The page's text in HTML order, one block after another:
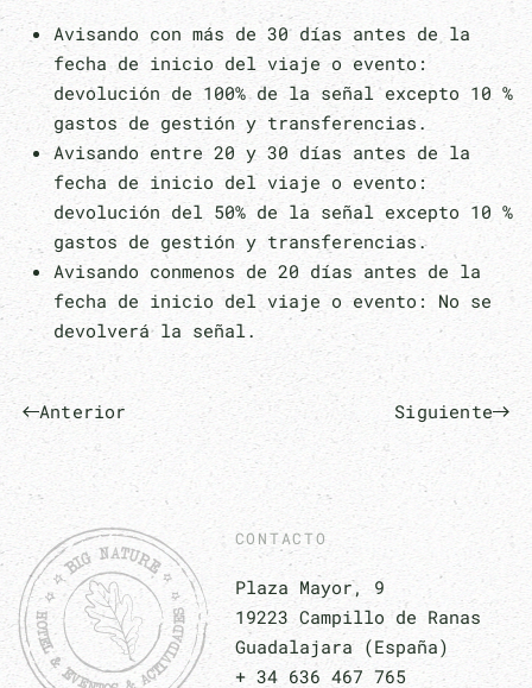
Avisando con más de 30 días antes de la
fecha de inicio del viaje o evento:
devolución de 100% de la señal excepto 10 %
gastos de gestión y transferencias.
Avisando entre 20 y 30 días antes de la
fecha de inicio del viaje o evento:
devolución del 50% de la señal excepto 10 %
gastos de gestión y transferencias.
Avisando conmenos de 20 días antes de la
fecha de inicio del viaje o evento: No se
devolverá la señal.
Anterior Siguiente
CONTACTO
Plaza Mayor, 9
19223 Campillo de Ranas
Guadalajara (España)
+ 34 636 467 765